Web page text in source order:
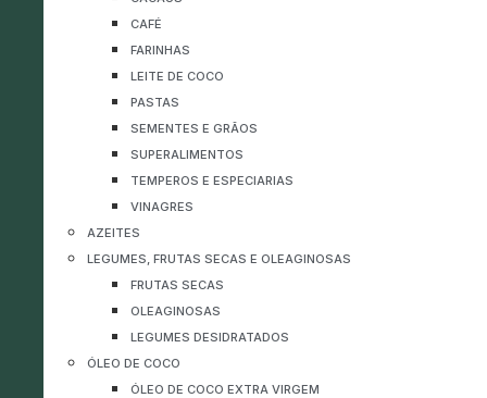
CAFÉ
FARINHAS
LEITE DE COCO
PASTAS
SEMENTES E GRÃOS
SUPERALIMENTOS
TEMPEROS E ESPECIARIAS
VINAGRES
AZEITES
LEGUMES, FRUTAS SECAS E OLEAGINOSAS
FRUTAS SECAS
OLEAGINOSAS
LEGUMES DESIDRATADOS
ÓLEO DE COCO
ÓLEO DE COCO EXTRA VIRGEM